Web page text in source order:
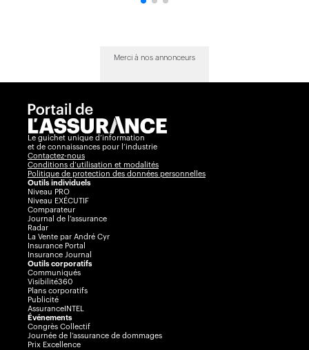
Merci à nos annonceurs
Le guichet unique d’information
et de connaissances pour l’industrie
Contactez-nous
Conditions d’utilisation et modalités
Politique de protection des données personnelles
Outils individuels
Niveau PRO
Niveau EXÉCUTIF
Comparateur
Journal de l’assurance
Radar
La Vente par André Cyr
Insurance Portal
Insurance Journal
Outils corporatifs
Communiqués
Visibilité360
Plans corporatifs
Publicité
AssuranceINTEL
Événements
Congrès Collectif
Journée de l’assurance de dommages
Prix Excellence